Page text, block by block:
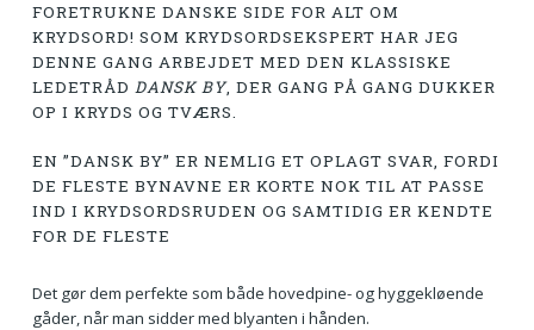
FORETRUKNE DANSKE SIDE FOR ALT OM
KRYDSORD! SOM KRYDSORDSEKSPERT HAR JEG
DENNE GANG ARBEJDET MED DEN KLASSISKE
LEDETRÅD DANSK BY, DER GANG PÅ GANG DUKKER
OP I KRYDS OG TVÆRS.
EN ”DANSK BY” ER NEMLIG ET OPLAGT SVAR, FORDI
DE FLESTE BYNAVNE ER KORTE NOK TIL AT PASSE
IND I KRYDSORDSRUDEN OG SAMTIDIG ER KENDTE
FOR DE FLESTE
Det gør dem perfekte som både hovedpine- og hyggekløende
gåder, når man sidder med blyanten i hånden.